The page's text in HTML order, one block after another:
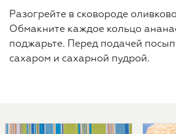
Разогрейте в сковороде
Обмакните каждое кольцо
поджарьте. Перед подачей
сахаром и сахарной пудрой.